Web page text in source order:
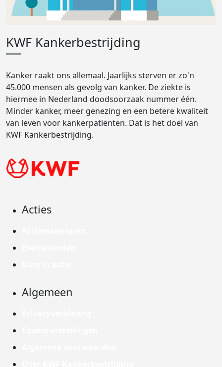
KWF Kankerbestrijding
Kanker raakt ons allemaal. Jaarlijks sterven er zo'n
45.000 mensen als gevolg van kanker. De ziekte is
hiermee in Nederland doodsoorzaak nummer één.
Minder kanker, meer genezing en een betere kwaliteit
van leven voor kankerpatiënten. Dat is het doel van
KWF Kankerbestrijding.
Acties
Algemeen